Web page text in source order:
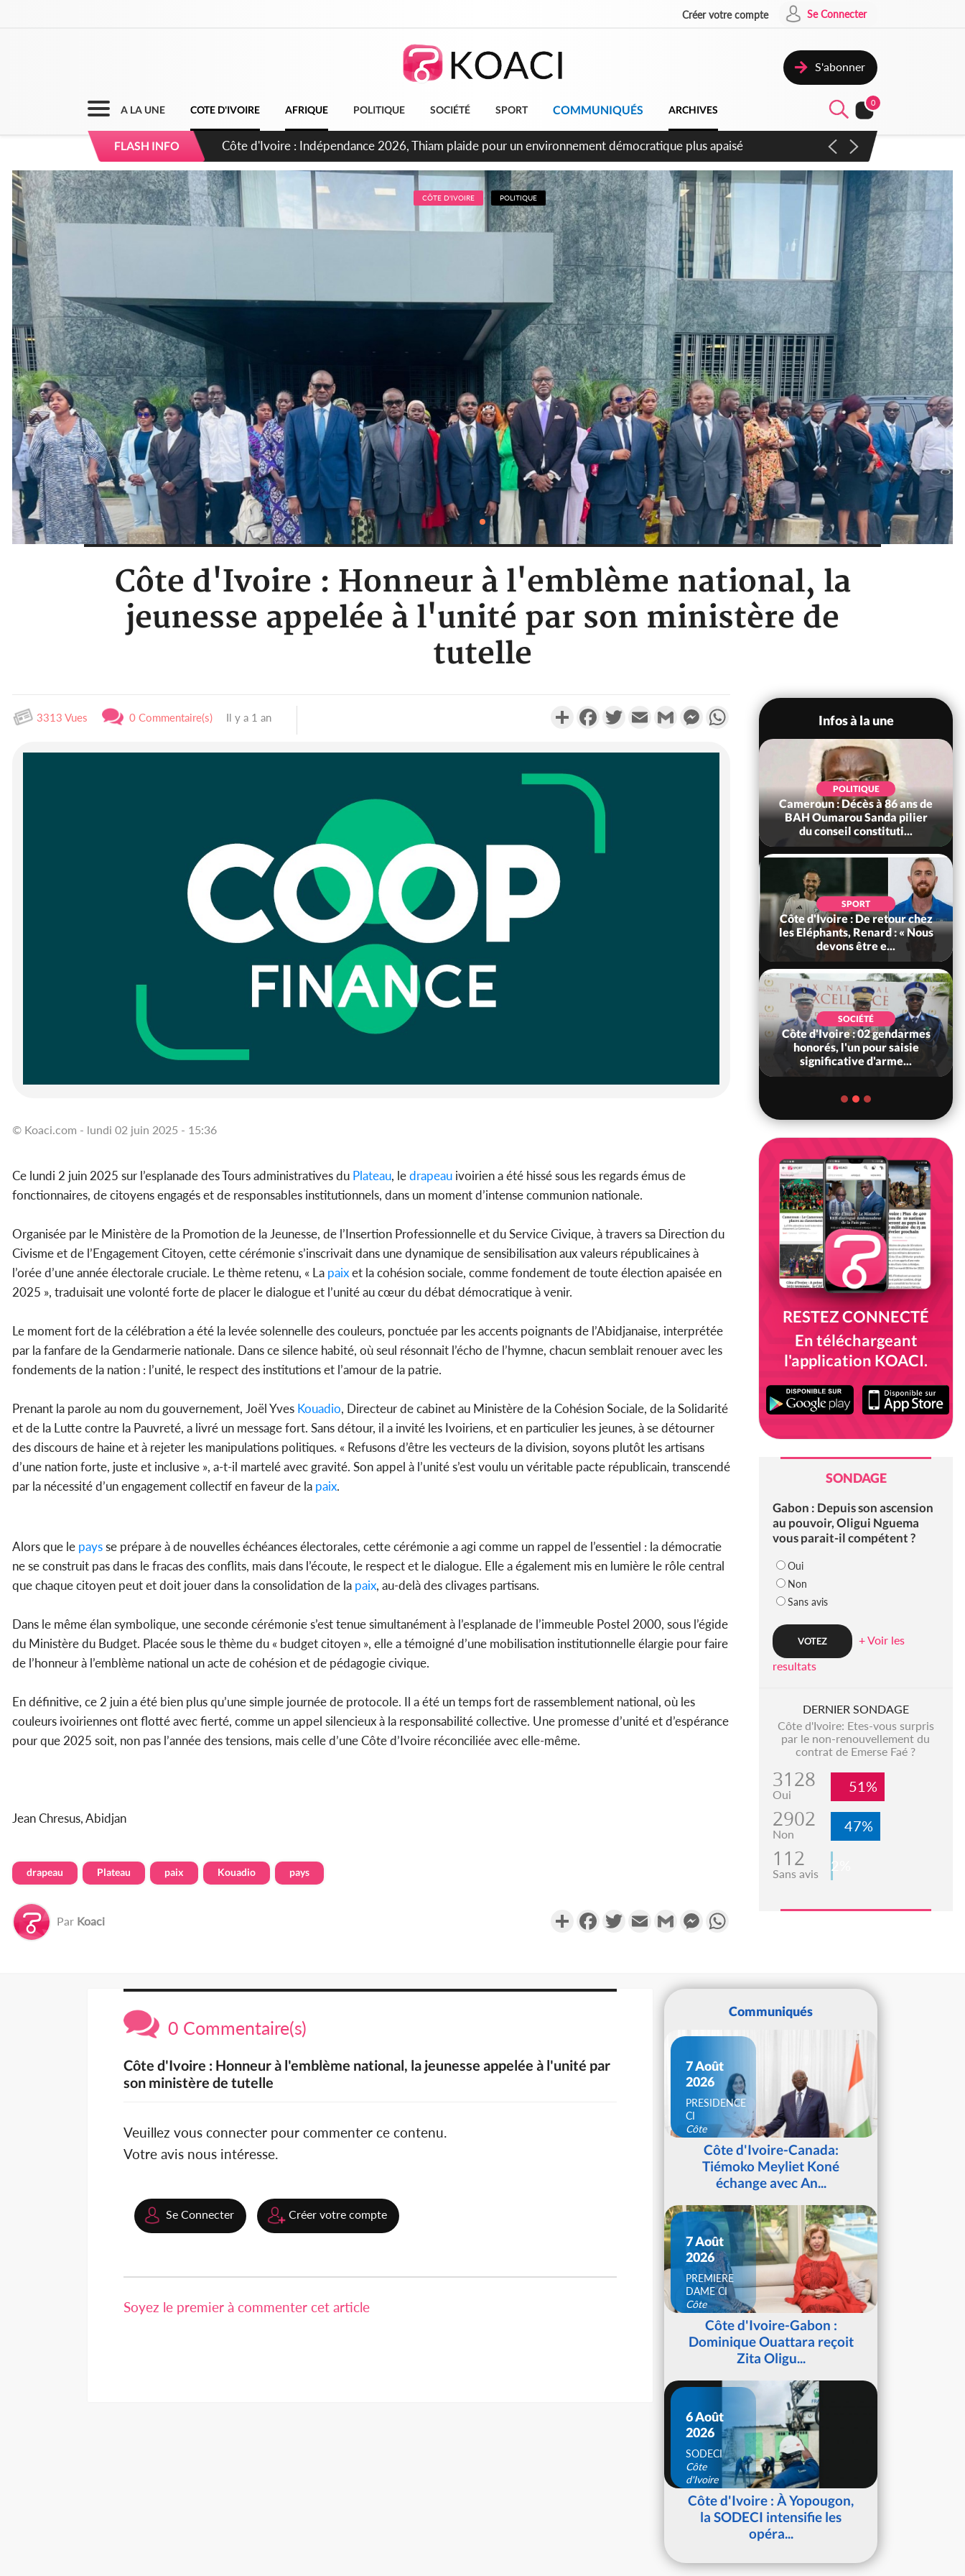
Créer votre compte Se Connecter
S'abonner
A LA UNE COTE D'IVOIRE AFRIQUE POLITIQUE SOCIÉTÉ SPORT COMMUNIQUÉS ARCHIVES
0
FLASH INFO Côte d'Ivoire : Concours INFAS 2026, les convocations seront disponibles à compter du samedi
CÔTE D'IVOIRE POLITIQUE
Côte d'Ivoire : Honneur à l'emblème national, la
jeunesse appelée à l'unité par son ministère de
tutelle
3313 Vues 0 Commentaire(s) Il y a 1 an PartagerFacebookTwitterEmail Gmail MessengerWhatsApp
© Koaci.com - lundi 02 juin 2025 - 15:36
Ce lundi 2 juin 2025 sur l’esplanade des Tours administratives du Plateau, ledrapeau ivoirien a été hissé sous les regards émus de
fonctionnaires, de citoyens engagés et de responsables institutionnels, dans un moment d’intense communion nationale.
Organisée par le Ministère de la Promotion de la Jeunesse, de l’Insertion Professionnelle et du Service Civique, à travers sa Direction du
Civisme et de l’Engagement Citoyen, cette cérémonie s’inscrivait dans une dynamique de sensibilisation aux valeurs républicaines à
l’orée d’une année électorale cruciale. Le thème retenu, « La paixet la cohésion sociale, comme fondement de toute élection apaisée en
2025 », traduisait une volonté forte de placer le dialogue et l’unité au cœur du débat démocratique à venir.
Le moment fort de la célébration a été la levée solennelle des couleurs, ponctuée par les accents poignants de l’Abidjanaise, interprétée
par la fanfare de la Gendarmerie nationale. Dans ce silence habité, où seul résonnait l’écho de l’hymne, chacun semblait renouer avec les
fondements de la nation : l’unité, le respect des institutions et l’amour de la patrie.
Prenant la parole au nom du gouvernement, Joël Yves Kouadio, Directeur de cabinet au Ministère de la Cohésion Sociale, de la Solidarité
et de la Lutte contre la Pauvreté, a livré un message fort. Sans détour, il a invité les Ivoiriens, et en particulier les jeunes, à se détourner
des discours de haine et à rejeter les manipulations politiques. « Refusons d’être les vecteurs de la division, soyons plutôt les artisans
d’une nation forte, juste et inclusive », a-t-il martelé avec gravité. Son appel à l’unité s’est voulu un véritable pacte républicain, transcendé
par la nécessité d’un engagement collectif en faveur de la paix.
Alors que le paysse prépare à de nouvelles échéances électorales, cette cérémonie a agi comme un rappel de l’essentiel : la démocratie
ne se construit pas dans le fracas des conflits, mais dans l’écoute, le respect et le dialogue. Elle a également mis en lumière le rôle central
que chaque citoyen peut et doit jouer dans la consolidation de la paix, au-delà des clivages partisans.
Dans le même élan symbolique, une seconde cérémonie s’est tenue simultanément à l’esplanade de l’immeuble Postel 2000, sous l’égide
du Ministère du Budget. Placée sous le thème du « budget citoyen », elle a témoigné d’une mobilisation institutionnelle élargie pour faire
de l’honneur à l’emblème national un acte de cohésion et de pédagogie civique.
En définitive, ce 2 juin a été bien plus qu’une simple journée de protocole. Il a été un temps fort de rassemblement national, où les
couleurs ivoiriennes ont flotté avec fierté, comme un appel silencieux à la responsabilité collective. Une promesse d’unité et d’espérance
pour que 2025 soit, non pas l’année des tensions, mais celle d’une Côte d’Ivoire réconciliée avec elle-même.
Jean Chresus, Abidjan
drapeau Plateau paix Kouadio pays
Par Koaci PartagerFacebookTwitterEmail Gmail MessengerWhatsApp
Infos à la une
l'inscription sans frais au
POLITIQUE
Cameroun : Décès à 86 ans de
BAH Oumarou Sanda pilier
du conseil constituti...
SPORT
Côte d'Ivoire : De retour chez
les Eléphants, Renard : « Nous
devons être e...
SOCIÉTÉ
Côte d'Ivoire : 02 gendarmes
honorés, l'un pour saisie
significative d'arme...
RESTEZ CONNECTÉ
En téléchargeant
l'application KOACI.
SONDAGE
Gabon : Depuis son ascension
au pouvoir, Oligui Nguema
vous parait-il compétent ?
Oui
Non
Sans avis
+ Voir les
resultats
DERNIER SONDAGE
Côte d'Ivoire: Etes-vous surpris
par le non-renouvellement du
contrat de Emerse Faé ?
3128
Oui 51%
2902
Non 47%
112
Sans avis 2%
0 Commentaire(s)
Côte d'Ivoire : Honneur à l'emblème national, la jeunesse appelée à l'unité par
son ministère de tutelle
Veuillez vous connecter pour commenter ce contenu.
Votre avis nous intéresse.
Se Connecter Créer votre compte
Soyez le premier à commenter cet article
Communiqués
7 Août
2026
PRESIDENCE
CI
Côte
d'IvoireCôte d'Ivoire-Canada:
Tiémoko Meyliet Koné
échange avec An...
7 Août
2026
PREMIERE
DAME CI
Côte
d'IvoireCôte d'Ivoire-Gabon :
Dominique Ouattara reçoit
Zita Oligu...
6 Août
2026
SODECI
Côte
d'Ivoire
Côte d'Ivoire : À Yopougon,
la SODECI intensifie les
opéra...